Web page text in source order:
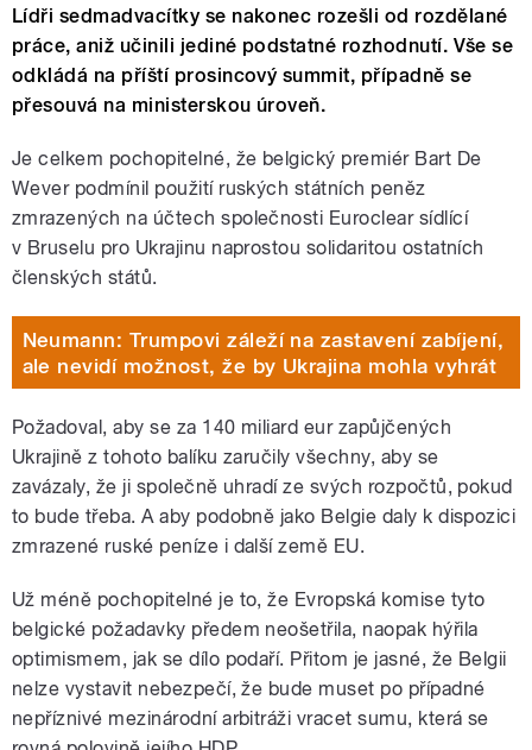
Lídři sedmadvacítky se nakonec rozešli od rozdělané
práce, aniž učinili jediné podstatné rozhodnutí. Vše se
odkládá na příští prosincový summit, případně se
přesouvá na ministerskou úroveň.
Je celkem pochopitelné, že belgický premiér Bart De
Wever podmínil použití ruských státních peněz
zmrazených na účtech společnosti Euroclear sídlící
v Bruselu pro Ukrajinu naprostou solidaritou ostatních
členských států.
Neumann: Trumpovi záleží na zastavení zabíjení,
ale nevidí možnost, že by Ukrajina mohla vyhrát
Požadoval, aby se za 140 miliard eur zapůjčených
Ukrajině z tohoto balíku zaručily všechny, aby se
zavázaly, že ji společně uhradí ze svých rozpočtů, pokud
to bude třeba. A aby podobně jako Belgie daly k dispozici
zmrazené ruské peníze i další země EU.
Už méně pochopitelné je to, že Evropská komise tyto
belgické požadavky předem neošetřila, naopak hýřila
optimismem, jak se dílo podaří. Přitom je jasné, že Belgii
nelze vystavit nebezpečí, že bude muset po případné
nepříznivé mezinárodní arbitráži vracet sumu, která se